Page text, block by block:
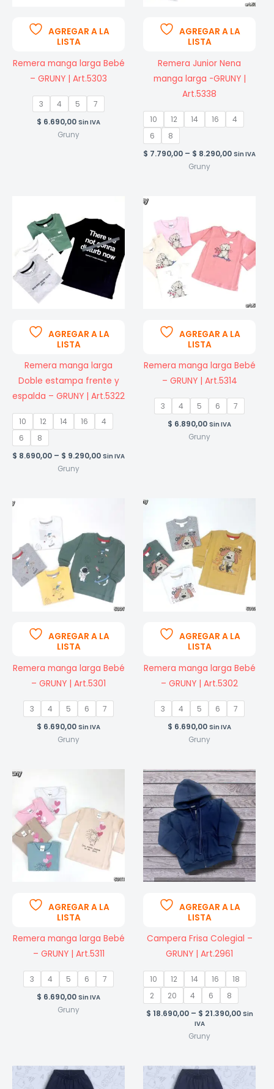
AGREGAR A LA
LISTA
Remera manga larga Bebé
– GRUNY | Art.5303
3 4 5
7
$ 6.690,00 Sin IVA
Gruny
AGREGAR A LA
LISTA
Remera Junior Nena
manga larga -GRUNY |
Art.5338
10 12 14 16
4
6
8
$ 7.790,00 – $ 8.290,00Price
Sin IVA
Gruny
AGREGAR A LA
LISTA
Remera manga larga
Doble estampa frente y
espalda – GRUNY | Art.5322
10 12 14 16
4
6
8
$ 8.690,00 – $ 9.290,00Price
Sin IVA
Gruny
AGREGAR A LA
LISTA
Remera manga larga Bebé
– GRUNY | Art.5314
3 4 5 6
7
$ 6.890,00 Sin IVA
Gruny
AGREGAR A LA
LISTA
Remera manga larga Bebé
– GRUNY | Art.5301
3 4 5 6
7
$ 6.690,00 Sin IVA
Gruny
AGREGAR A LA
LISTA
Remera manga larga Bebé
– GRUNY | Art.5302
3 4 5 6
7
$ 6.690,00 Sin IVA
Gruny
AGREGAR A LA
LISTA
Remera manga larga Bebé
– GRUNY | Art.5311
3 4 5 6
7
$ 6.690,00 Sin IVA
Gruny
AGREGAR A LA
LISTA
Campera Frisa Colegial –
GRUNY | Art.2961
10 12 14 16
18
2
20 4 6
8
$ 18.690,00 – $ 21.390,00Price
Sin
IVA
Gruny